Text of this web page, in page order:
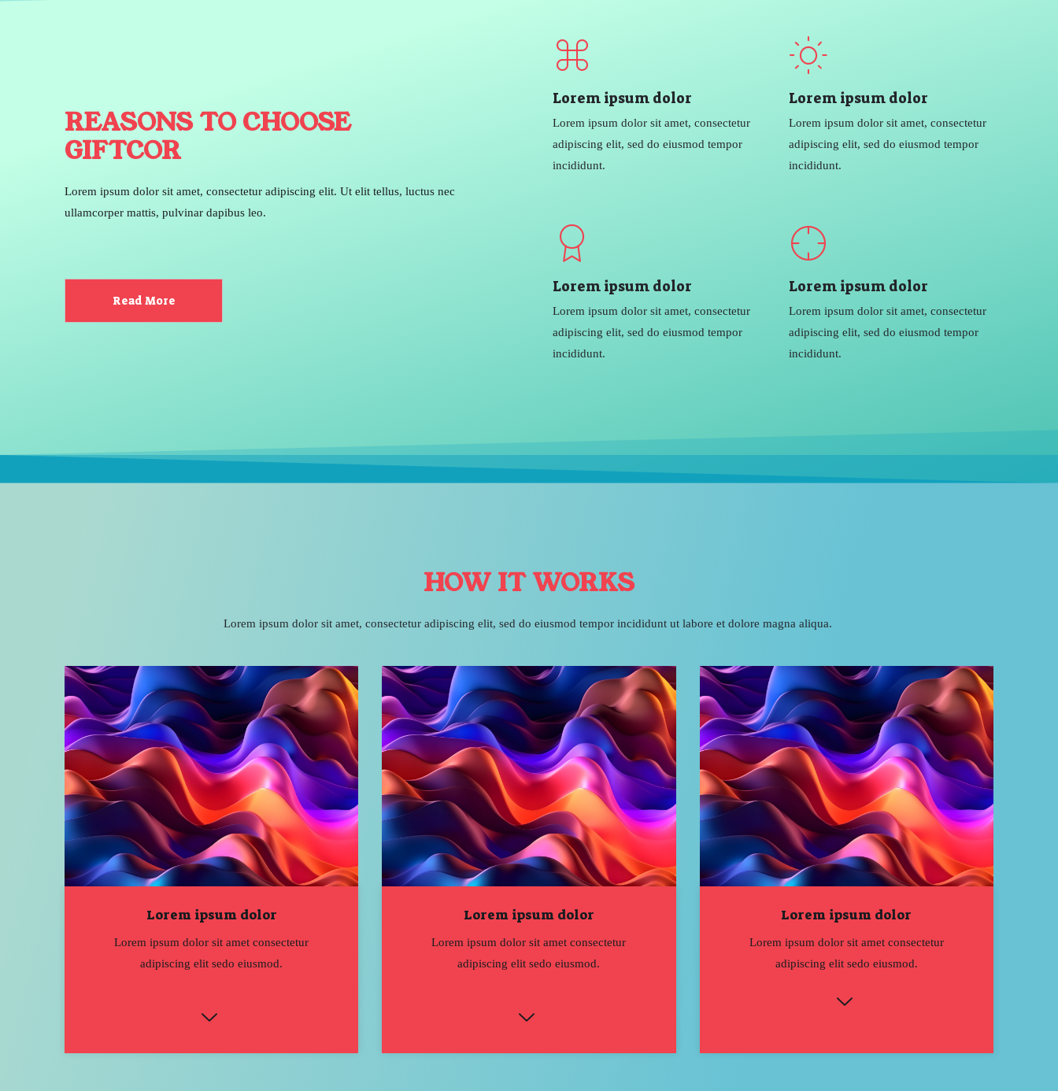
REASONS TO CHOOSE
GIFTCOR
Lorem ipsum dolor sit amet, consectetur adipiscing elit. Ut elit tellus, luctus nec
ullamcorper mattis, pulvinar dapibus leo.
Read More
Lorem ipsum dolor
Lorem ipsum dolor sit amet, consectetur
adipiscing elit, sed do eiusmod tempor
incididunt.
Lorem ipsum dolor
Lorem ipsum dolor sit amet, consectetur
adipiscing elit, sed do eiusmod tempor
incididunt.
Lorem ipsum dolor
Lorem ipsum dolor sit amet, consectetur
adipiscing elit, sed do eiusmod tempor
incididunt.
Lorem ipsum dolor
Lorem ipsum dolor sit amet, consectetur
adipiscing elit, sed do eiusmod tempor
incididunt.
HOW IT WORKS
Lorem ipsum dolor sit amet, consectetur adipiscing elit, sed do eiusmod tempor incididunt ut labore et dolore magna aliqua.
Lorem ipsum dolor
Lorem ipsum dolor sit amet consectetur
adipiscing elit sedo eiusmod.
Lorem ipsum dolor
Lorem ipsum dolor sit amet consectetur
adipiscing elit sedo eiusmod.
Lorem ipsum dolor
Lorem ipsum dolor sit amet consectetur
adipiscing elit sedo eiusmod.